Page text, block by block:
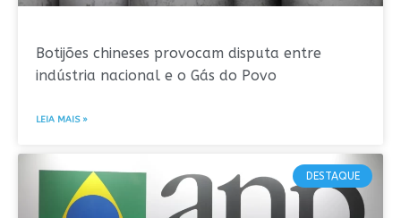
Botijões chineses provocam disputa entre
indústria nacional e o Gás do Povo
LEIA MAIS »
DESTAQUE